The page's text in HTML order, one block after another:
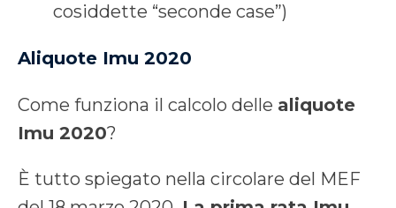
cosiddette “seconde case”)
Aliquote Imu 2020
Come funziona il calcolo delle aliquote
Imu 2020?
È tutto spiegato nella circolare del MEF